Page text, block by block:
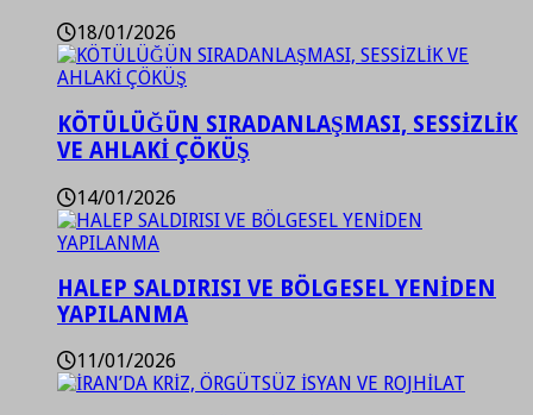
18/01/2026
KÖTÜLÜĞÜN SIRADANLAŞMASI, SESSİZLİK
VE AHLAKİ ÇÖKÜŞ
14/01/2026
HALEP SALDIRISI VE BÖLGESEL YENİDEN
YAPILANMA
11/01/2026